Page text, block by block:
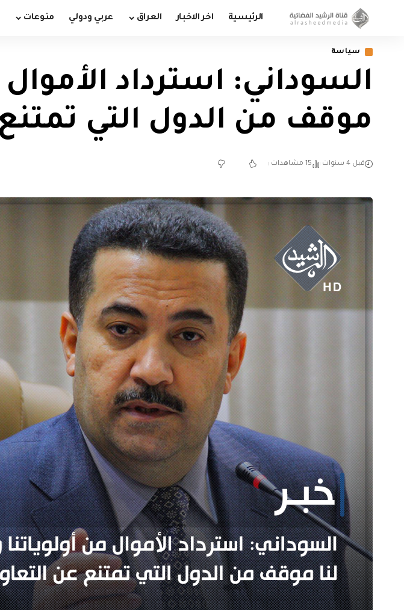
الرئيسية اخر الاخبار العراق عربي ودولي منوعات
سياسة
السوداني: استرداد
موقف من الدول التي
قبل 4 سنوات 15 مشاهدات